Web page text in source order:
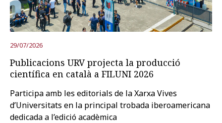
Prova la cerca avançada
Subscriu-te als butlletins de la URV Agenda
CATALÀ ESPAÑOL ENGLISH
29/07/2026
Publicacions URV projecta la producció
científica en català a FILUNI 2026
Participa amb les editorials de la Xarxa Vives
d’Universitats en la principal trobada iberoamericana
dedicada a l’edició acadèmica